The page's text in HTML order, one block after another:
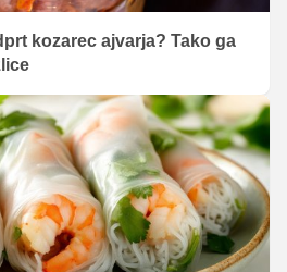
kozarec ajvarja? Tako ga